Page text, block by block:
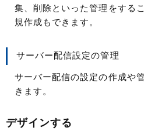
集、削除といった管理をする
規作成もできます。
サーバー配信設定の管理
サーバー配信の設定の作成や
きます。
デザインする